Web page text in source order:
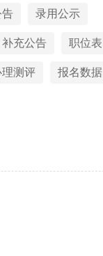
告 录用公示
补充公告 职位表
理测评 报名数据